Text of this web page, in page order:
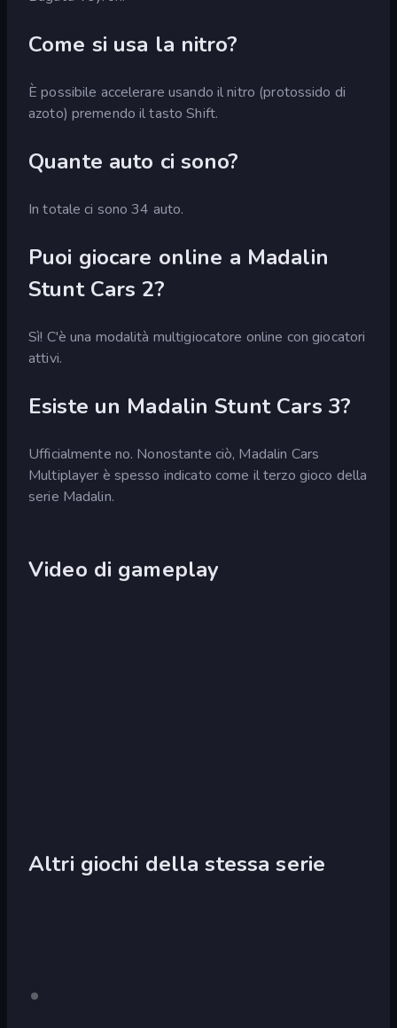
Come si usa la nitro?
È possibile accelerare usando il nitro (protossido di
azoto) premendo il tasto Shift.
Quante auto ci sono?
In totale ci sono 34 auto.
Puoi giocare online a Madalin
Stunt Cars 2?
Sì! C'è una modalità multigiocatore online con giocatori
attivi.
Esiste un Madalin Stunt Cars 3?
Ufficialmente no. Nonostante ciò, Madalin Cars
Multiplayer è spesso indicato come il terzo gioco della
serie Madalin.
Video di gameplay
Altri giochi della stessa serie
Solo